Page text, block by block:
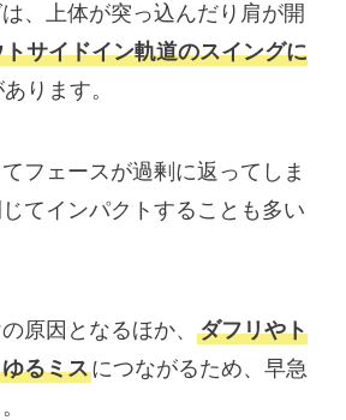
、上体が突っ込んだり肩が開
トサイドイン軌道のスイングに
ります。
フェースが過剰に返ってしま
てインパクトすることも多い
原因となるほか、 ダフリやト
るミスにつながるため、早急